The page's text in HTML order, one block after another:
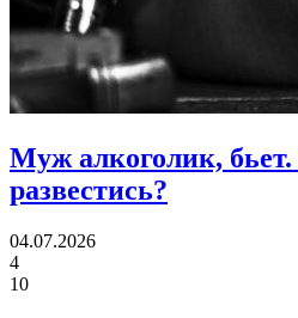
Муж алкоголик, бьет.
развестись?
04.07.2026
4
10